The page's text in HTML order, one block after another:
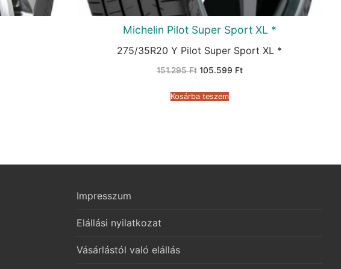
Michelin Pilot Super Sport XL *
275/35R20 Y Pilot Super Sport XL *
151.295Ft Original
151.295 Ft.
105.599 FtCurrent
Kosárba teszem
Impresszum
Elállási nyilatkozat
Vásárlástól való elállás